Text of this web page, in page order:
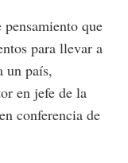
que
para llevar a
un país,
en jefe de la
conferencia de